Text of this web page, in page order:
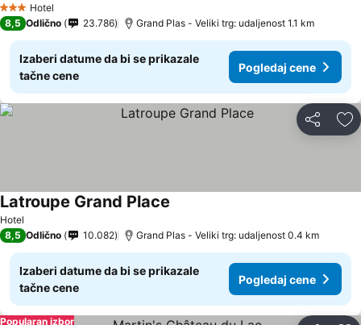
3 Zvezdice
Hotel
8,5 Odlično 23.786 Grand Plas - Veliki trg: udaljenost 1.1 km
Izaberi datume da bi se prikazale
tačne cene
Pogledaj cene
Deli
Hotel
Latroupe Grand Place
8,5 Odlično 10.082 Grand Plas - Veliki trg: udaljenost 0.4 km
Izaberi datume da bi se prikazale
tačne cene
Pogledaj cene
Popularan izbor